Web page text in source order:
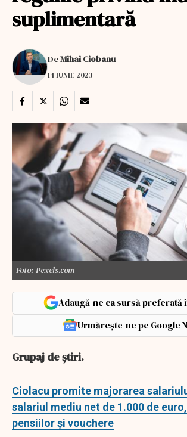
suplimentară
DeMihai Ciobanu
14 IUNIE 2023
Foto: Pexels.com
Adaugă-ne ca sursă preferată
Urmărește-ne pe Google
Grupaj de ştiri.
Ciolacu promite majorarea
salariul mediu net de 1.000 de
pensiilor şi vouchere